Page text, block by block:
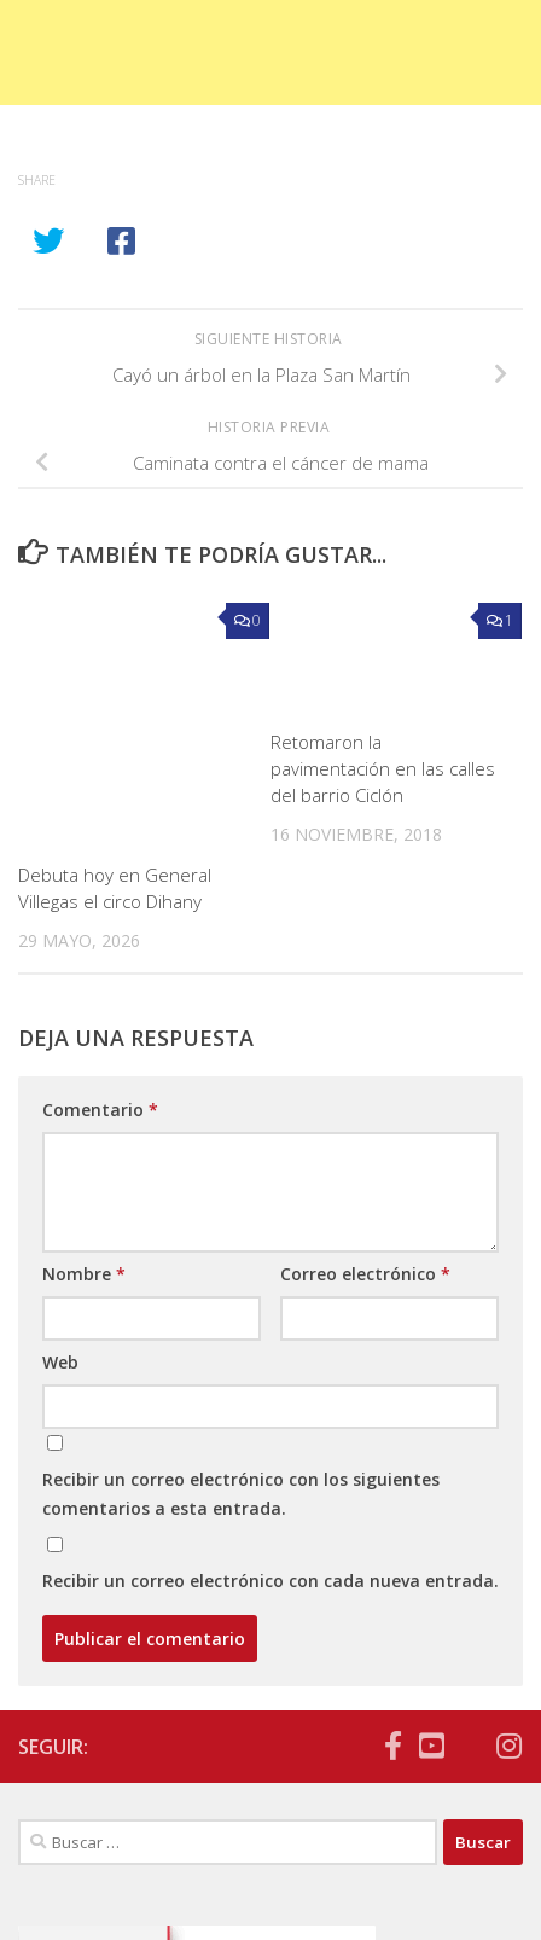
SHARE
SIGUIENTE HISTORIA
Cayó un árbol en la Plaza San Martín
HISTORIA PREVIA
Caminata contra el cáncer de mama
TAMBIÉN TE PODRÍA GUSTAR...
0
Debuta hoy en General
Villegas el circo Dihany
29 MAYO, 2026
1
Retomaron la
pavimentación en las calles
del barrio Ciclón
16 NOVIEMBRE, 2018
DEJA UNA RESPUESTA
Comentario *
Nombre * Correo electrónico *
Web
Recibir un correo electrónico con los siguientes
comentarios a esta entrada.
Recibir un correo electrónico con cada nueva entrada.
SEGUIR:
Buscar: